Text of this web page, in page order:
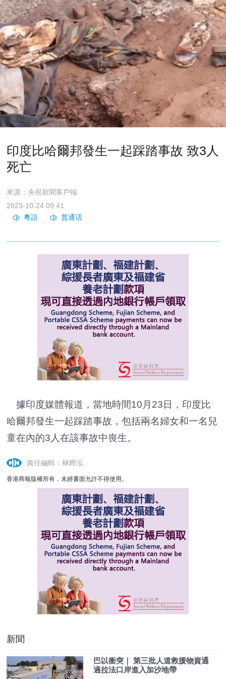
印度比哈爾邦發生一起踩踏事故 致3人
死亡
來源：央視新聞客戶端
2023-10-24 09:41
據印度媒體報道，當地時間10月23日，印度比
哈爾邦發生一起踩踏事故，包括兩名婦女和一名兒
童在內的3人在該事故中喪生。
責任編輯：林鏗泓
香港商報版權所有，未經書面允許不得使用。
新聞
巴以衝突｜​ 第三批人道救援物資通
過拉法口岸進入加沙地帶